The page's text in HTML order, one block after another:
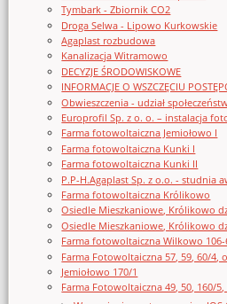
Tymbark - Zbiornik CO2
Droga Selwa - Lipowo Kurkowskie
Agaplast rozbudowa
Kanalizacja Witramowo
DECYZJE ŚRODOWISKOWE
INFORMACJE O WSZCZĘCIU
Obwieszczenia - udział
Europrofil Sp. z o. o. – instalacja
Farma fotowoltaiczna Jemiołowo I
Farma fotowoltaiczna Kunki I
Farma fotowoltaiczna Kunki II
P.P-H.Agaplast Sp. z o.o. - studnia
Farma fotowoltaiczna Królikowo
Osiedle Mieszkaniowe, Królikowo
Osiedle Mieszkaniowe, Królikowo
Farma fotowoltaiczna Wilkowo 106-
Farma Fotowoltaiczna 57, 59, 60/4,
Jemiołowo 170/1
Farma Fotowoltaiczna 49, 50, 160/5,